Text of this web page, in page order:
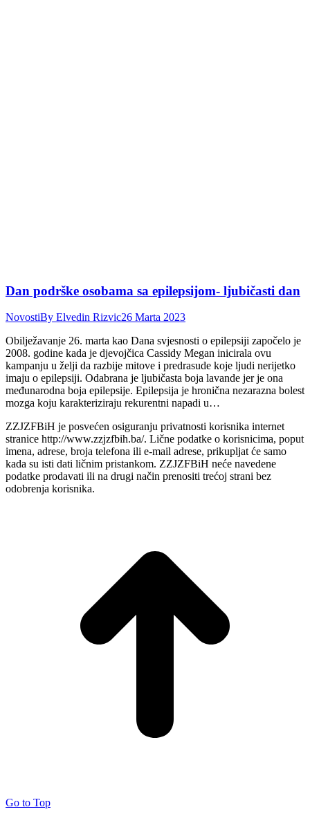
Dan podrške osobama sa epilepsijom- ljubičasti dan
NovostiBy Elvedin Rizvic26 Marta 2023
Obilježavanje 26. marta kao Dana svjesnosti o epilepsiji započelo je
2008. godine kada je djevojčica Cassidy Megan inicirala ovu
kampanju u želji da razbije mitove i predrasude koje ljudi nerijetko
imaju o epilepsiji. Odabrana je ljubičasta boja lavande jer je ona
međunarodna boja epilepsije. Epilepsija je hronična nezarazna bolest
mozga koju karakteriziraju rekurentni napadi u…
ZZJZFBiH je posvećen osiguranju privatnosti korisnika internet
stranice http://www.zzjzfbih.ba/. Lične podatke o korisnicima, poput
imena, adrese, broja telefona ili e-mail adrese, prikupljat će samo
kada su isti dati ličnim pristankom. ZZJZFBiH neće navedene
podatke prodavati ili na drugi način prenositi trećoj strani bez
odobrenja korisnika.
Go to Top